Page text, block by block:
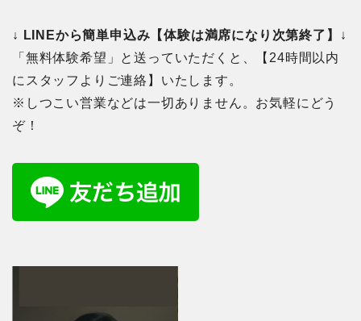
↓ LINEから簡単申込み【体験は満席になり次第終了】
↓
「無料体験希望」と送っていただくと、【24時間以内
にスタッフよりご連絡】いたします。
※しつこい営業などは一切ありません。お気軽にどう
ぞ！